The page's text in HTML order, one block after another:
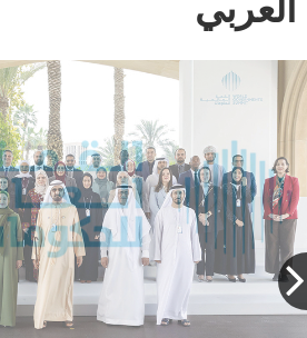
العربي